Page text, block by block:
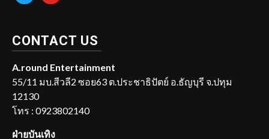
CONTACT US
A.round Entertainment
55/11 มบ.สีวลี2 ซอย63 ต.ประชาธิปัตย์ อ.ธัญบุรี จ.ปทุม
12130
โทร : 0923802140
ฝ่ายบันเทิง